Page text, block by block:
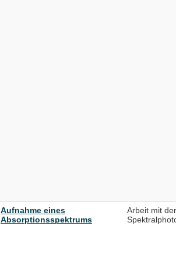
Aufnahme eines
Absorptionsspektrums
Arbeit mit